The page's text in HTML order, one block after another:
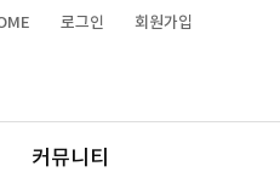
로그인 회원가입
커뮤니티